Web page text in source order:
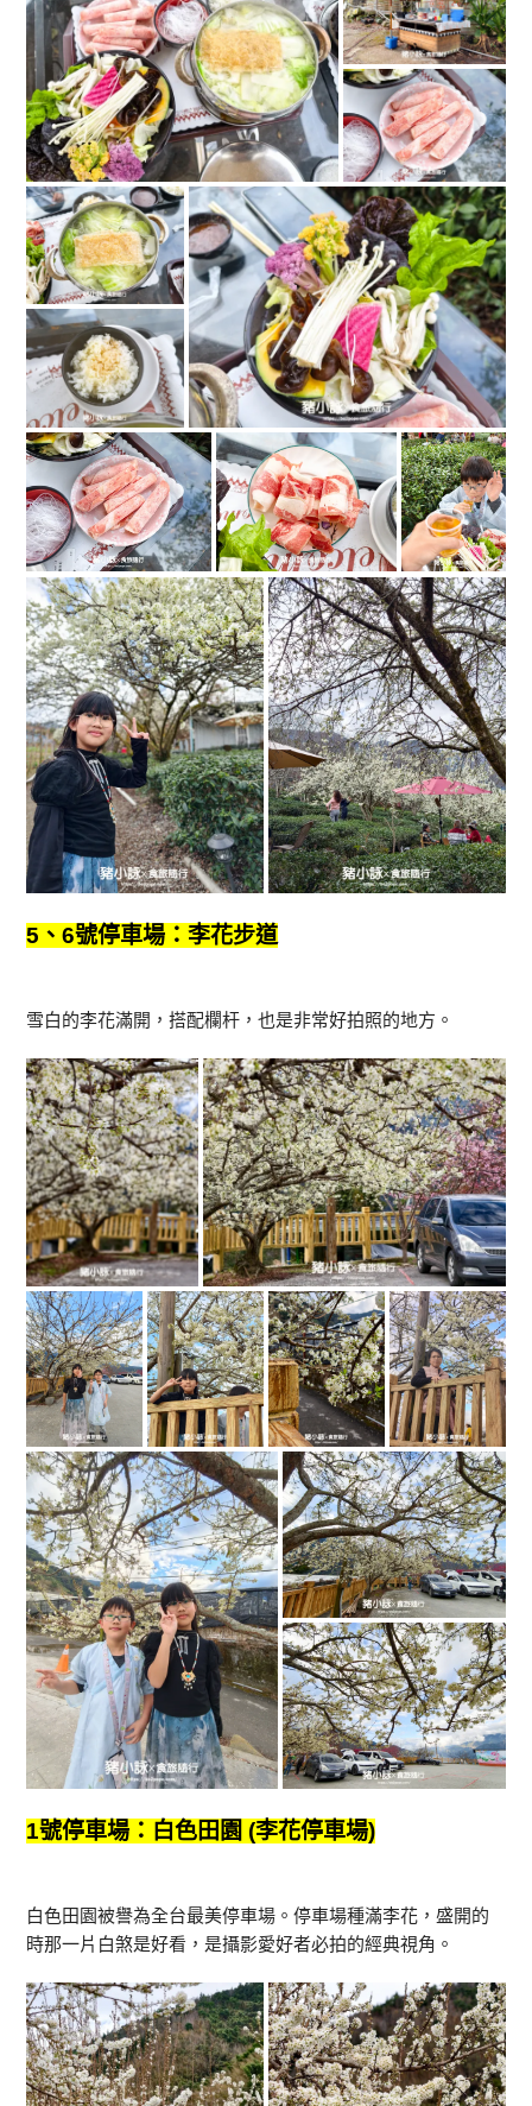
5、6號停車場：李花步道
雪白的李花滿開，搭配欄杆，也是非常好拍照的地方。
1號停車場：白色田園 (李花停車場)
白色田園被譽為全台最美停車場。停車場種滿李花，盛開的
時那一片白煞是好看，是攝影愛好者必拍的經典視角。